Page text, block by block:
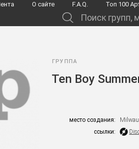
О сайте F.A.Q. Toп 100
ГРУППА
Ten Boy
место создания:
ссылки: